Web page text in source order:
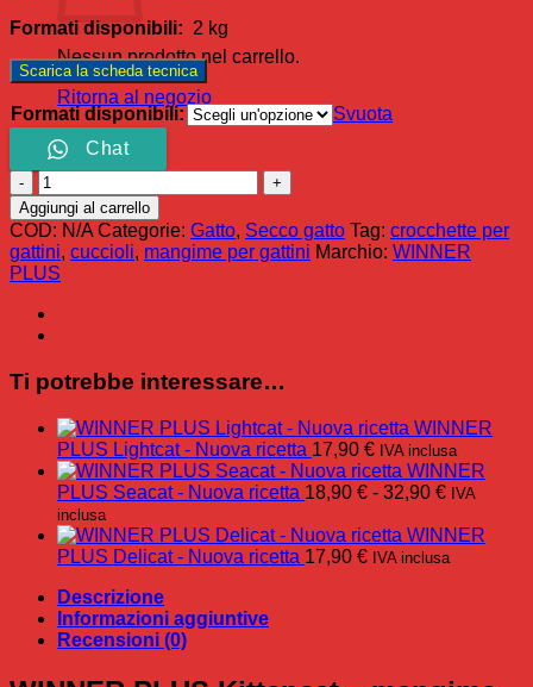
Nessun prodotto nel carrello.
Ritorna al negozio
Formati disponibili: 2 kg
Formati disponibili:
Svuota
Chat
WINNER
PLUS
Kittencat
-
Nuova
ricetta
quantità
Aggiungi al carrello
COD: N/A Categorie: Gatto, Secco gatto Tag: crocchette per
gattini, cuccioli, mangime per gattini Marchio: WINNER
PLUS
Ti potrebbe interessare…
WINNER
PLUS Lightcat - Nuova ricetta 17,90 € IVA inclusa
WINNER
PLUS Seacat - Nuova ricetta 18,90 € - 32,90 €Fascia
prezzo:
da
IVA
inclusa
WINNER
PLUS Delicat - Nuova ricetta 17,90 € IVA inclusa
Descrizione
Informazioni aggiuntive
Recensioni (0)